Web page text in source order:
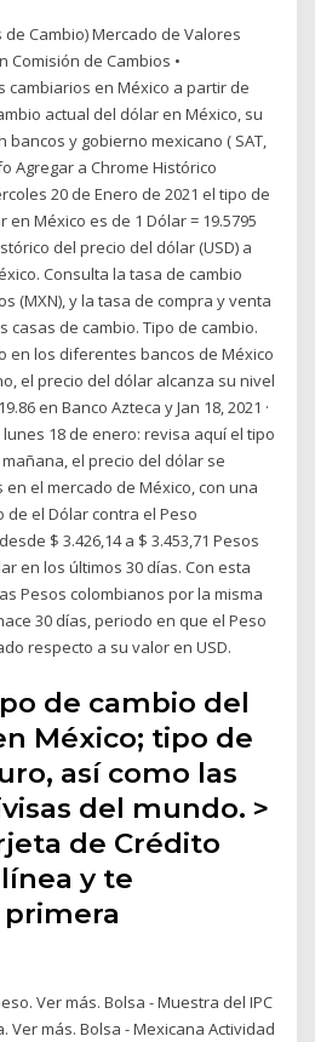
Cambio) Mercado de Valores
Comisión de Cambios •
cambiarios en México a partir de
actual del dólar en México, su
y gobierno mexicano ( SAT,
Agregar a Chrome Histórico
20 de Enero de 2021 el tipo de
México es de 1 Dólar = 19.5795
del precio del dólar (USD) a
Consulta la tasa de cambio
(MXN), y la tasa de compra y venta
casas de cambio. Tipo de cambio.
en los diferentes bancos de México
el precio del dólar alcanza su nivel
en Banco Azteca y Jan 18, 2021 ·
18 de enero: revisa aquí el tipo
el precio del dólar se
en el mercado de México, con una
de el Dólar contra el Peso
$ 3.426,14 a $ 3.453,71 Pesos
en los últimos 30 días. Con esta
Pesos colombianos por la misma
30 días, periodo en que el Peso
respecto a su valor en USD.
de cambio del
México; tipo de
así como las
del mundo. >
de Crédito
y te
Ver más. Bolsa - Muestra del IPC
Ver más. Bolsa - Mexicana Actividad